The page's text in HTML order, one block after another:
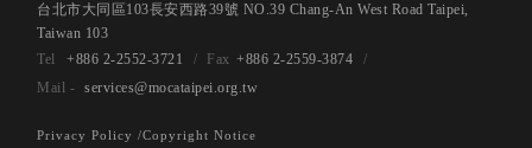
台北市大同區103長安西路39號 NO.39 Chang-An West Road Taipei,
Taiwan 103
+886 2-2552-3721
+886 2-2559-3874
services@mocataipei.org.tw
Privacy Policy /Copyright Notice